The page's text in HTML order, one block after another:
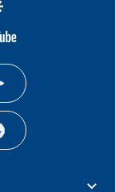
google
youtube-